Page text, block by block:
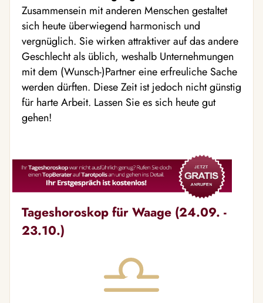
Zusammensein mit anderen Menschen gestaltet
sich heute überwiegend harmonisch und
vergnüglich. Sie wirken attraktiver auf das andere
Geschlecht als üblich, weshalb Unternehmungen
mit dem (Wunsch-)Partner eine erfreuliche Sache
werden dürften. Diese Zeit ist jedoch nicht günstig
für harte Arbeit. Lassen Sie es sich heute gut
gehen!
Tageshoroskop für Waage (24.09. -
23.10.)